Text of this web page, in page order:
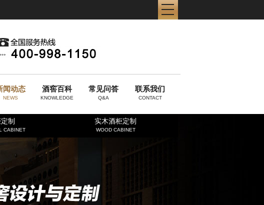
闻动态
NEWS
酒窖百科
KNOWLEDGE
常见问答
Q&A
联系我们
CONTACT
制
CABINET
实木酒柜定制
WOOD CABINET